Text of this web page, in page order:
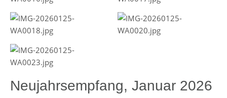
Neujahrsempfang, Januar 2026